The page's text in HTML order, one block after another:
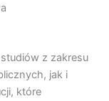
z zakresu
jak i
które